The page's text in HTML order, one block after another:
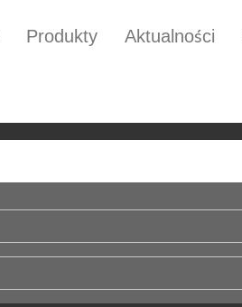
Produkty Aktualności